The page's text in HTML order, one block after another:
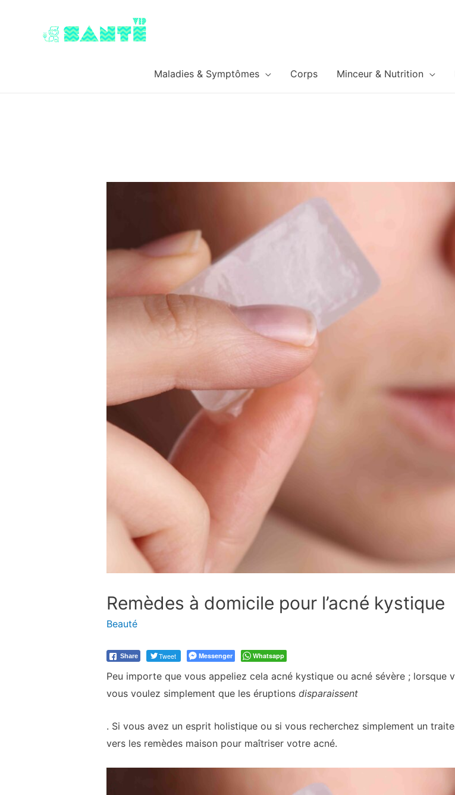
Maladies & Symptômes Corps Minceur & Nutrition
Remèdes à domicile pour l’acné kystique
Beauté
Share Tweet Messenger Whatsapp
Peu importe que vous appeliez cela acné kystique ou acné sévère ; lorsque
vous voulez simplement que les éruptions disparaissent
. Si vous avez un esprit holistique ou si vous recherchez simplement un
vers les remèdes maison pour maîtriser votre acné.